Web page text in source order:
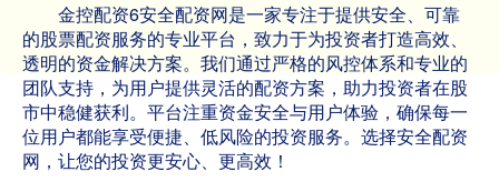
金控配资6安全配资网是一家专注于提供安全、可靠
的股票配资服务的专业平台，致力于为投资者打造高效、
透明的资金解决方案。我们通过严格的风控体系和专业的
团队支持，为用户提供灵活的配资方案，助力投资者在股
市中稳健获利。平台注重资金安全与用户体验，确保每一
位用户都能享受便捷、低风险的投资服务。选择安全配资
网，让您的投资更安心、更高效！